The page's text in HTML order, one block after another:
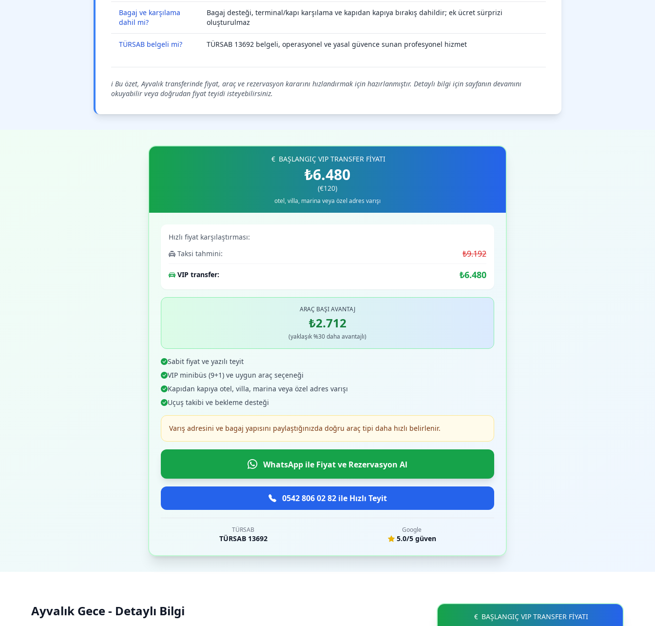
Bagaj ve karşılama
dahil mi?
Bagaj desteği, terminal/kapı karşılama ve kapıdan kapıya bırakış dahildir; ek ücret sürprizi
oluşturulmaz
TÜRSAB belgeli mi? TÜRSAB 13692 belgeli, operasyonel ve yasal güvence sunan profesyonel hizmet
ℹ️ Bu özet, Ayvalık transferinde fiyat, araç ve rezervasyon kararını hızlandırmak için hazırlanmıştır. Detaylı bilgi için sayfanın devamını
okuyabilir veya doğrudan fiyat teyidi isteyebilirsiniz.
BAŞLANGIÇ VIP TRANSFER FİYATI
₺6.480
(€120)
otel, villa, marina veya özel adres varışı
Hızlı fiyat karşılaştırması:
Taksi tahmini:
₺9.192
VIP transfer: ₺6.480
ARAÇ BAŞI AVANTAJ
₺2.712
(yaklaşık %30 daha avantajlı)
Sabit fiyat ve yazılı teyit
VIP minibüs (9+1) ve uygun araç seçeneği
Kapıdan kapıya otel, villa, marina veya özel adres varışı
Uçuş takibi ve bekleme desteği
Varış adresini ve bagaj yapısını paylaştığınızda doğru araç tipi daha hızlı belirlenir.
WhatsApp ile Fiyat ve Rezervasyon Al
0542 806 02 82 ile Hızlı Teyit
TÜRSAB
TÜRSAB 13692
Google
5.0/5 güven
Ayvalık Gece - Detaylı Bilgi BAŞLANGIÇ VIP TRANSFER FİYATI